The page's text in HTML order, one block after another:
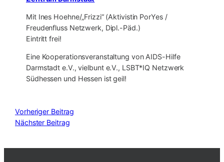
Mit Ines Hoehne/„Frizzi“ (Aktivistin PorYes /
Freudenfluss Netzwerk, Dipl.-Päd.)
Eintritt frei!
Eine Kooperationsveranstaltung von AIDS-Hilfe
Darmstadt e.V., vielbunt e.V., LSBT*IQ Netzwerk
Südhessen und Hessen ist geil!
Vorheriger Beitrag
Nächster Beitrag